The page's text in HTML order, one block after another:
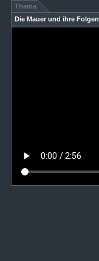
Thema
Die Mauer und ihre Folgen